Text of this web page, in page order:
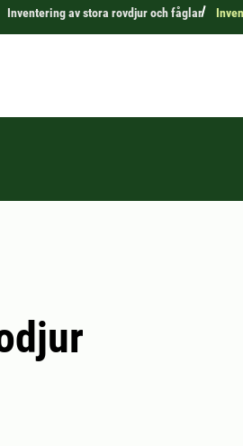
Inventering av stora rovdjur och fåglar